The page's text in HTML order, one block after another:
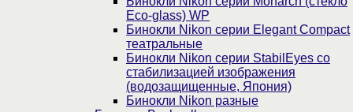
Eco-glass) WP
Бинокли Nikon серии Elegant Compact
театральные
Бинокли Nikon серии StabilEyes со
стабилизацией изображения
(водозащищенные, Япония)
Бинокли Nikon разные